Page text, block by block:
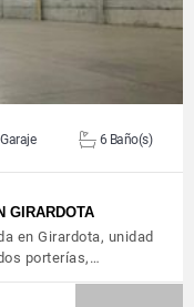
6 Baño(s)
GIRARDOTA
en Girardota, unidad
porterías,…